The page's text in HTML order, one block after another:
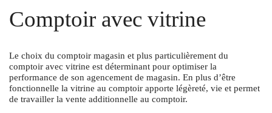
Comptoir avec vitrine
Le choix du comptoir magasin et plus particulièrement du
comptoir avec vitrine est déterminant pour optimiser la
performance de son agencement de magasin. En plus d’être
fonctionnelle la vitrine au comptoir apporte légèreté, vie et permet
de travailler la vente additionnelle au comptoir.